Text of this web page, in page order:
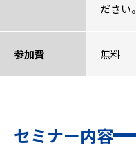
ださい。
参加費 無料
セミナー内容